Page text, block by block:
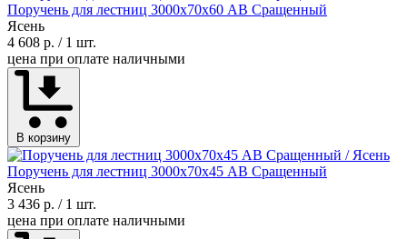
Поручень для лестниц 3000х70х60 АВ Сращенный
Ясень
4 608 р. / 1 шт.
цена при оплате наличными
В корзину
Поручень для лестниц 3000х70х45 АВ Сращенный
Ясень
3 436 р. / 1 шт.
цена при оплате наличными